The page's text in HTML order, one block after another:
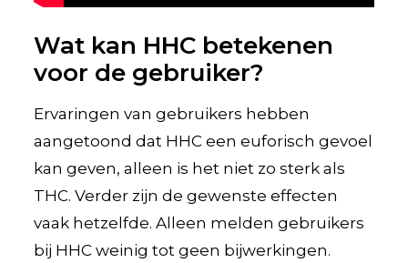
Wat kan HHC betekenen
voor de gebruiker?
Ervaringen van gebruikers hebben
aangetoond dat HHC een euforisch gevoel
kan geven, alleen is het niet zo sterk als
THC. Verder zijn de gewenste effecten
vaak hetzelfde. Alleen melden gebruikers
bij HHC weinig tot geen bijwerkingen.